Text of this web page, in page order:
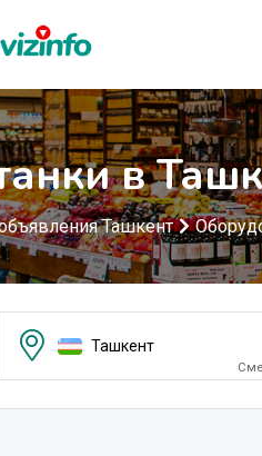
в
Ташкент
Ташкент